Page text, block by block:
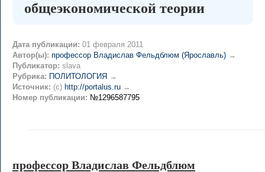
общеэкономической теории
Дата публикации: 01 февраля 2011
Автор(ы): профессор Владислав Фельдблюм (Ярославль) →
Публикатор: slava
Рубрика: ПОЛИТОЛОГИЯ →
Источник: (c) http://portalus.ru →
Номер публикации: №1296587795
профессор Владислав Фельдблюм